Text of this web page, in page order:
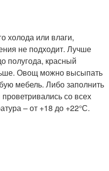
холода или влаги,
не подходит. Лучше
полугода, красный
Овощ можно высыпать
мебель. Либо заполнить
со всех
– от +18 до +22°С.